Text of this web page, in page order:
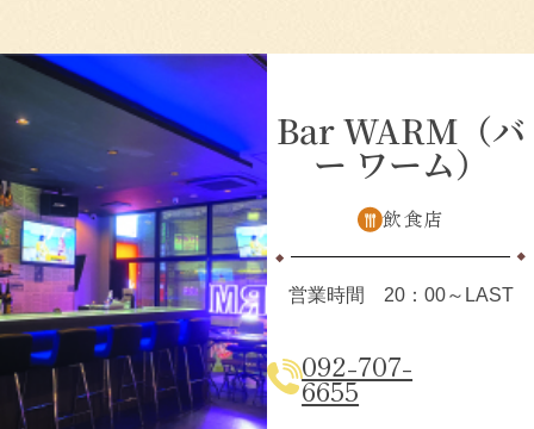
Bar WARM（バ
ー ワーム）
飲食店
営業時間 20：00～LAST
092-707-
6655